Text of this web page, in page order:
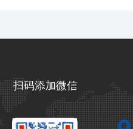
扫码添加微信